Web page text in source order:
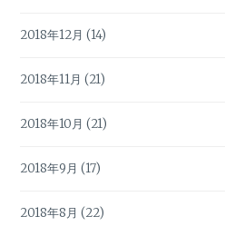
2018年12月 (14)
2018年11月 (21)
2018年10月 (21)
2018年9月 (17)
2018年8月 (22)